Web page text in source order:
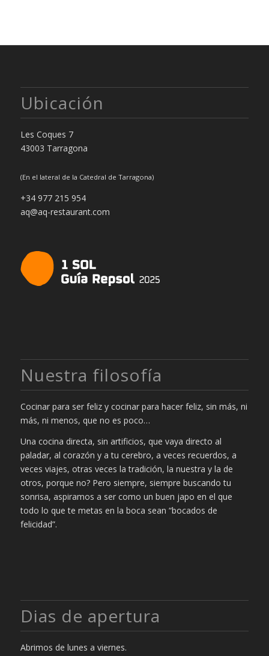
Ubicación
Les Coques 7
43003 Tarragona
(En el lateral de la Catedral de Tarragona)
+34 977 215 954
aq@aq-restaurant.com
Nuestra filosofía
Cocinar para ser feliz y cocinar para hacer feliz, sin más, ni
más, ni menos, que no es poco…
Una cocina directa, sin artificios, que vaya directo al
paladar, al corazón y a tu cerebro, a veces recuerdos, a
veces viajes, otras veces la tradición, la nuestra y la de
otros, porque no? Pero siempre, siempre buscando tu
sonrisa, aspiramos a ser como un buen japo en el que
todo lo que te metas en la boca sean “bocados de
felicidad”.
Dias de apertura
Abrimos de lunes a viernes.